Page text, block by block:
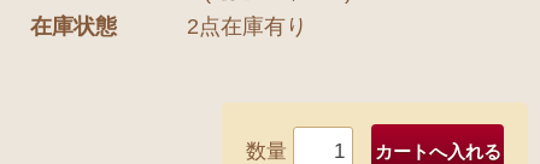
在庫状態 2点在庫有り
数量